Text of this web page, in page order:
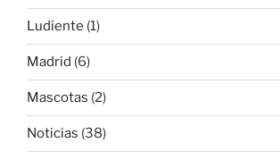
Ludiente (1)
Madrid (6)
Mascotas (2)
Noticias (38)